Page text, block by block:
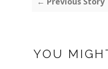
YOU